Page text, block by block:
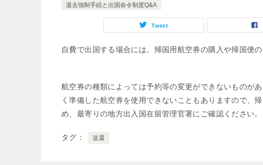
退去強制手続と出国命令制度Q&A
Tweet
自費で出国する場合には、帰国用航空券の購入や帰国便
航空券の種類によっては予約等の変更ができないものが
く準備した航空券を使用できないこともありますので、
め、最寄りの地方出入国在留管理官署にご確認ください。
タグ 送還